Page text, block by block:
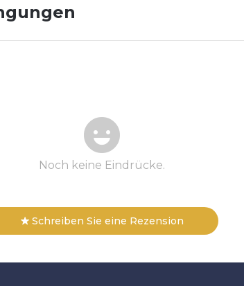
Noch keine Eindrücke.
Schreiben Sie eine Rezension